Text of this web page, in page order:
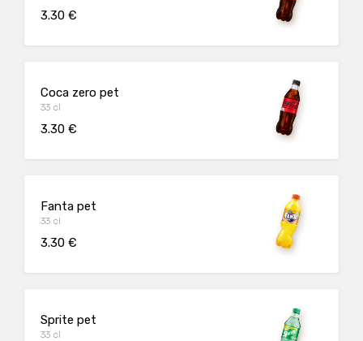
3.30 €
Coca zero pet
33 cl
3.30 €
Fanta pet
33 cl
3.30 €
Sprite pet
33 cl